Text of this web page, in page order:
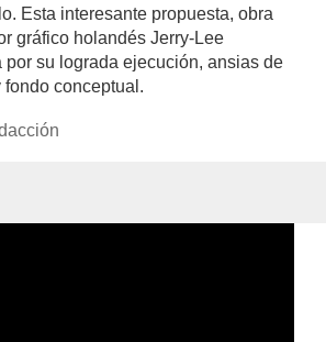
Esta interesante propuesta, obra
gráfico holandés Jerry-Lee
por su lograda ejecución, ansias de
conceptual.
www.experimenta.es/author/redaccion/